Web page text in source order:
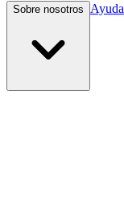
Sobre nosotros Ayuda